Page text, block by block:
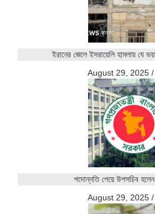
ইরানের জেলে ইসরায়েলি হামলায় যে
August 29, 2025 /
পদোন্নতি পেয়ে উপসচিব হলেন
August 29, 2025 /